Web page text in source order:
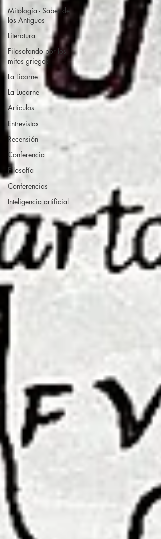
Mitología - Saber de
los Antiguos
Literatura
Filosofando por los
mitos griegos
La Licorne
La Lucarne
Artículos
Entrevistas
Recensión
Conferencia
Filosofía
Conferencias
Inteligencia artificial